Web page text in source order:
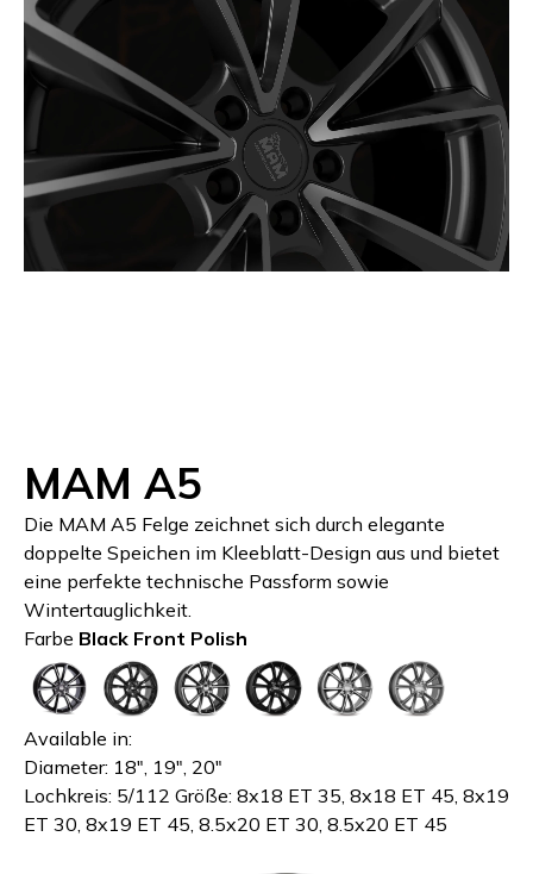
MAM A5
Die MAM A5 Felge zeichnet sich durch elegante
doppelte Speichen im Kleeblatt-Design aus und bietet
eine perfekte technische Passform sowie
Wintertauglichkeit.
Farbe Black Front Polish
Available in:
Diameter: 18", 19", 20"
Lochkreis: 5/112 Größe: 8x18 ET 35, 8x18 ET 45, 8x19
ET 30, 8x19 ET 45, 8.5x20 ET 30, 8.5x20 ET 45